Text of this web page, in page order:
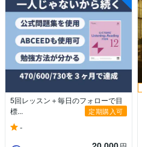
5回レッスン＋毎日のフォローで目
標...
定期購入可
-